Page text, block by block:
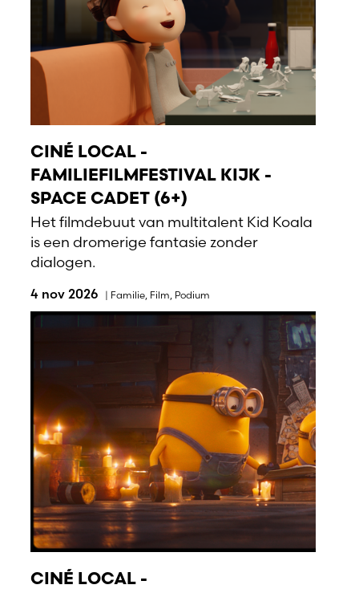
CINÉ LOCAL -
FAMILIEFILMFESTIVAL KIJK -
SPACE CADET (6+)
Het filmdebuut van multitalent Kid Koala
is een dromerige fantasie zonder
dialogen.
4 nov 2026 | Familie, Film, Podium
CINÉ LOCAL -